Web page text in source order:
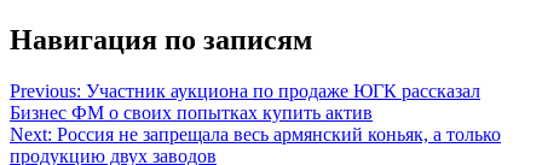
Навигация по записям
Previous: Участник аукциона по продаже ЮГК рассказал
Бизнес ФМ о своих попытках купить актив
Next: Россия не запрещала весь армянский коньяк, а только
продукцию двух заводов